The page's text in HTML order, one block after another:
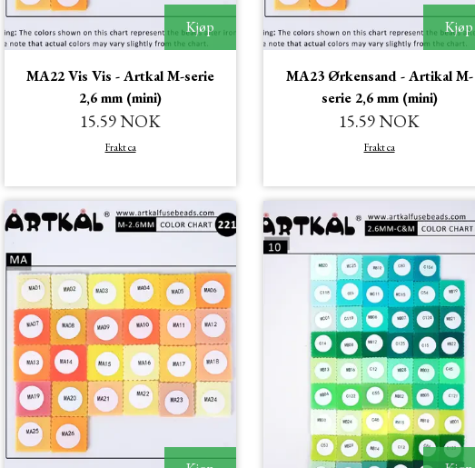
Kjøp
MA22 Vis Vis - Artkal M-serie
2,6 mm (mini)
15.59 NOK
Frakt ca
Kjøp
MA23 Ørkensand - Artikal M-
serie 2,6 mm (mini)
15.59 NOK
Frakt ca